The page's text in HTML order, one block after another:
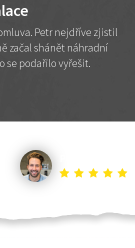
Petr nejdříve zjistil
začal shánět náhradní
se podařilo vyřešit.